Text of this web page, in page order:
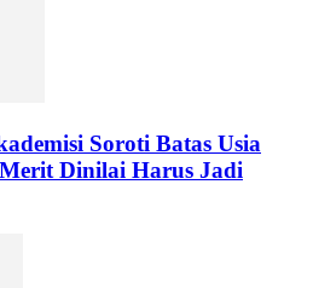
Soroti Batas Usia
Dinilai Harus Jadi